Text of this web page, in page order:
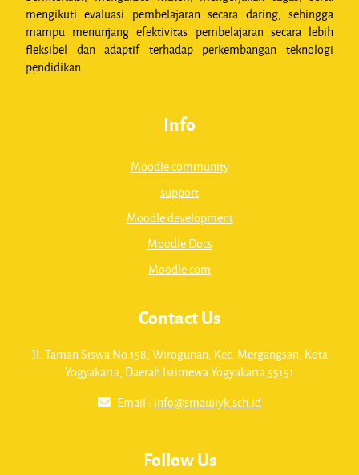
mengikuti evaluasi pembelajaran secara daring, sehingga
mampu menunjang efektivitas pembelajaran secara lebih
fleksibel dan adaptif terhadap perkembangan teknologi
pendidikan.
Info
Moodle community
support
Moodle development
Moodle Docs
Moodle.com
Contact Us
Jl. Taman Siswa No.158, Wirogunan, Kec. Mergangsan, Kota
Yogyakarta, Daerah Istimewa Yogyakarta 55151
Email : info@smauiiyk.sch.id
Follow Us